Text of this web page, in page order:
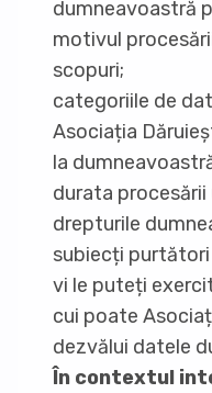
dumneavoastră
motivul
scopuri;
categoriile de
Asociația
la
durata procesării
drepturile
subiecți purtători
vi le puteți
cui poate
dezvălui datele
În contextul